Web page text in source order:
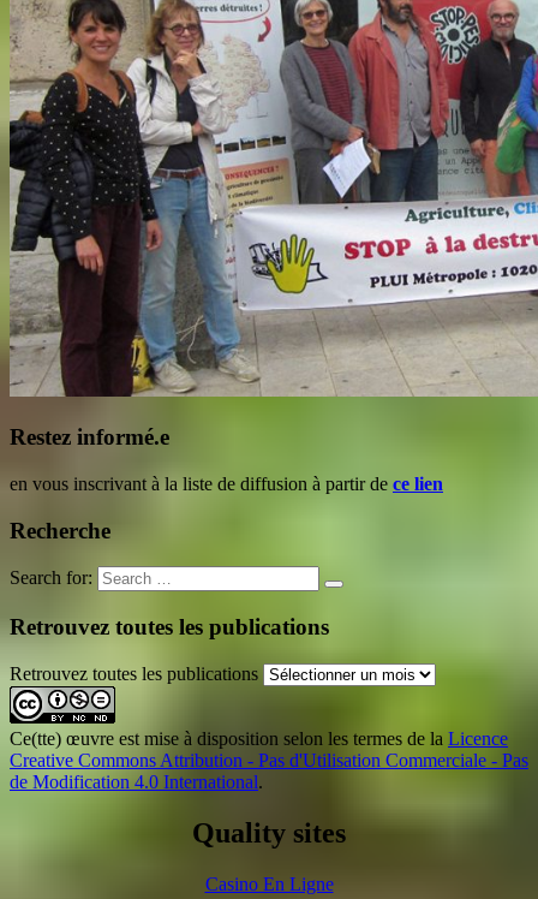
Restez informé.e
en vous inscrivant à la liste de diffusion à partir de ce lien
Recherche
Search for:
Retrouvez toutes les publications
Retrouvez toutes les publications
Ce(tte) œuvre est mise à disposition selon les termes de la Licence
Creative Commons Attribution - Pas d'Utilisation Commerciale - Pas
de Modification 4.0 International.
Quality sites
Casino En Ligne